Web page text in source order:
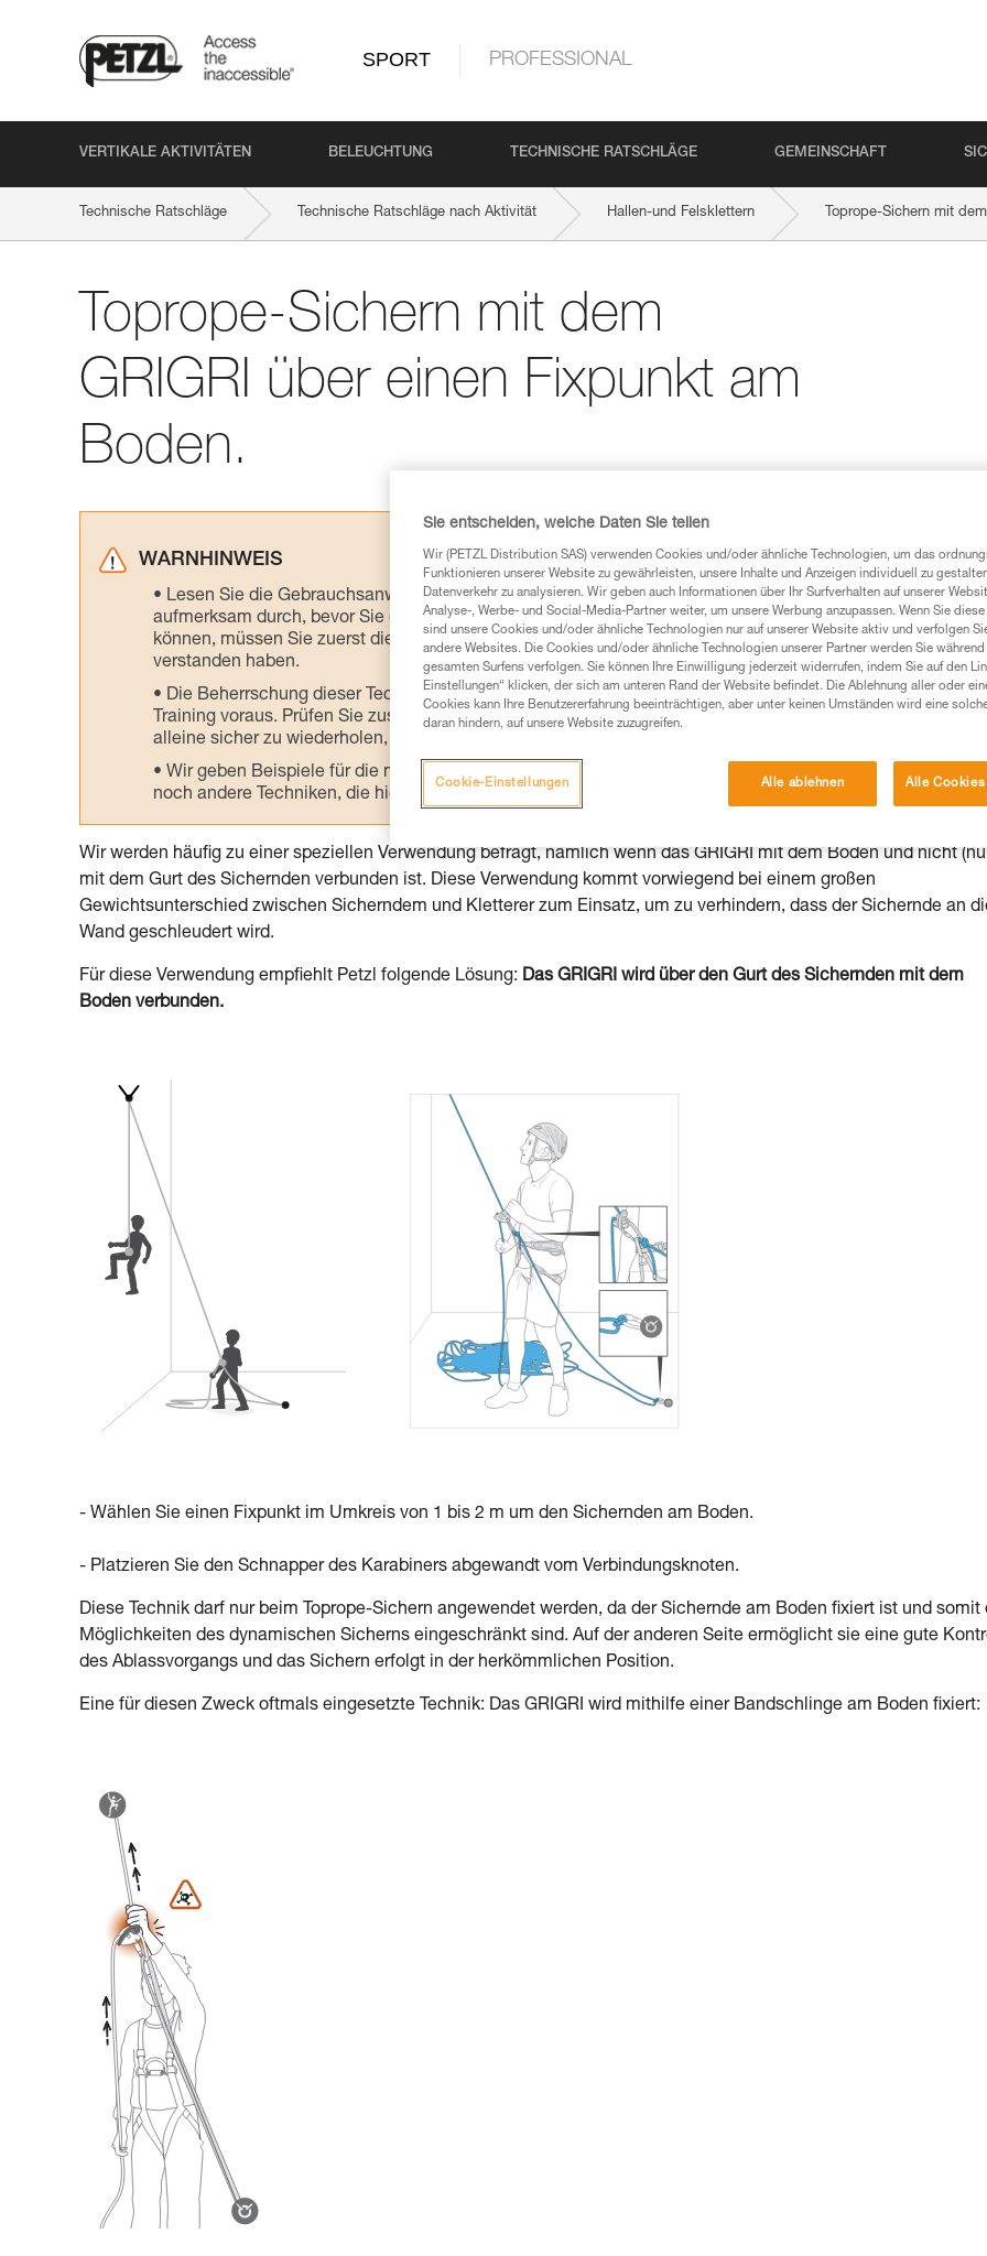
SPORT PROFESSIONAL
VERTIKALE AKTIVITÄTEN BELEUCHTUNG TECHNISCHE RATSCHLÄGE GEMEINSCHAFT
Technische Ratschläge Technische Ratschläge nach Aktivität Hallen-und Felsklettern Toprope-Sichern mit
Toprope-Sichern mit dem
GRIGRI über einen Fixpunkt am
Boden.
WARNHINWEIS
Lesen Sie die Gebrauchsanweisungen der Produkte, um die es in diesem Tech Tipp geht,
aufmerksam durch, bevor Sie diesen zu Rate ziehen. Um diese Zusatzinformationen verstehen zu
können, müssen Sie zuerst die in der Gebrauchsanweisung enthaltenen Informationen richtig
verstanden haben.
Die Beherrschung dieser Techniken setzt eine entsprechende Ausbildung und ein spezielles
Training voraus. Prüfen Sie zusammen mit einem Profi, ob Sie in der Lage sind, den Vorgang
alleine sicher zu wiederholen, bevor Sie ihn eigenständig durchführen.
Wir geben Beispiele für die mit Ihrer Aktivität verbundenen Techniken. Möglicherweise gibt es
noch andere Techniken, die hier nicht beschrieben werden.
Wir werden häufig zu einer speziellen Verwendung befragt, nämlich wenn das GRIGRI mit dem Boden und nicht
mit dem Gurt des Sichernden verbunden ist. Diese Verwendung kommt vorwiegend bei einem großen
Gewichtsunterschied zwischen Sicherndem und Kletterer zum Einsatz, um zu verhindern, dass der Sichernde an
Wand geschleudert wird.
Für diese Verwendung empfiehlt Petzl folgende Lösung: Das GRIGRI wird über den Gurt des Sichernden mit dem
Boden verbunden.
- Wählen Sie einen Fixpunkt im Umkreis von 1 bis 2 m um den Sichernden am Boden.
- Platzieren Sie den Schnapper des Karabiners abgewandt vom Verbindungsknoten.
Diese Technik darf nur beim Toprope-Sichern angewendet werden, da der Sichernde am Boden fixiert ist und somit
Möglichkeiten des dynamischen Sicherns eingeschränkt sind. Auf der anderen Seite ermöglicht sie eine gute
des Ablassvorgangs und das Sichern erfolgt in der herkömmlichen Position.
Eine für diesen Zweck oftmals eingesetzte Technik: Das GRIGRI wird mithilfe einer Bandschlinge am Boden fixiert:
Sie entscheiden, welche Daten Sie teilen
Wir (PETZL Distribution SAS) verwenden Cookies und/oder ähnliche Technologien, um das
Funktionieren unserer Website zu gewährleisten, unsere Inhalte und Anzeigen individuell zu
Datenverkehr zu analysieren. Wir geben auch Informationen über Ihr Surfverhalten auf unserer
Analyse-, Werbe- und Social-Media-Partner weiter, um unsere Werbung anzupassen. Wenn Sie
sind unsere Cookies und/oder ähnliche Technologien nur auf unserer Website aktiv und verfolgen
andere Websites. Die Cookies und/oder ähnliche Technologien unserer Partner werden Sie während
gesamten Surfens verfolgen. Sie können Ihre Einwilligung jederzeit widerrufen, indem Sie auf den
Einstellungen“ klicken, der sich am unteren Rand der Website befindet. Die Ablehnung aller oder
Cookies kann Ihre Benutzererfahrung beeinträchtigen, aber unter keinen Umständen wird eine
daran hindern, auf unsere Website zuzugreifen.
Alle ablehnen Alle
Cookie-Einstellungen